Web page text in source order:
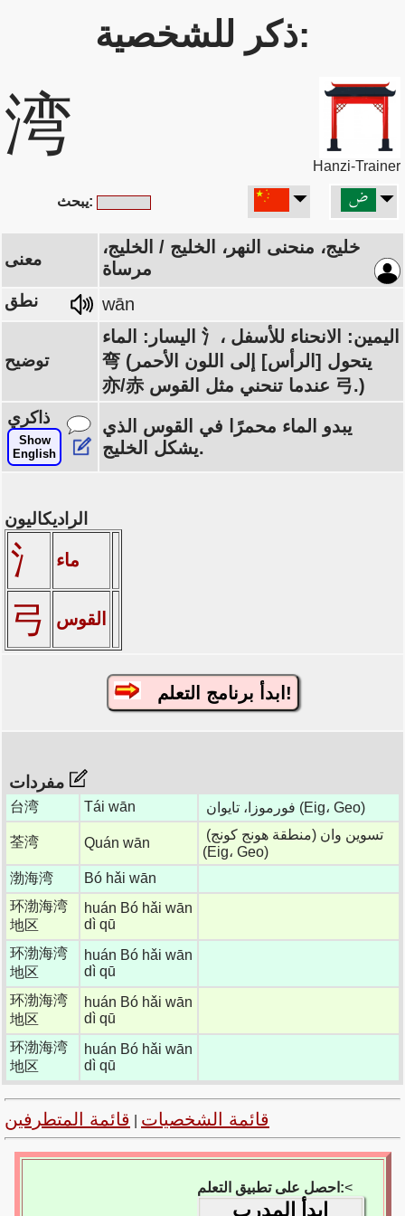
ذكر للشخصية:
湾
Hanzi-Trainer
يبحث:
معنى
خليج، منحنى النهر، الخليج / الخليج،
مرساة
نطق wān
توضيح
اليسار: الماء 氵، اليمين: الانحناء للأسفل
弯 (يتحول [الرأس] إلى اللون الأحمر
亦/赤 عندما تنحني مثل القوس 弓.)
ذاكري
Show
English
يبدو الماء محمرًا في القوس الذي
يشكل الخليج.
الراديكاليون
氵 ماء
弓 القوس
ابدأ برنامج التعلم!
台湾 Tái wān فورموزا، تايوان (Eig، Geo)
荃湾 Quán wān
تسوين وان (منطقة هونج كونج)
(Eig، Geo)
渤海湾
Bó hǎi wān
环渤海湾
地区
huán Bó hǎi wān
dì qū
环渤海湾
地区
huán Bó hǎi wān
dì qū
环渤海湾
地区
huán Bó hǎi wān
dì qū
环渤海湾
地区
huán Bó hǎi wān
dì qū
قائمة الشخصيات قائمة المتطرفين
احصل على تطبيق التعلم:<
ابدأ المدرب